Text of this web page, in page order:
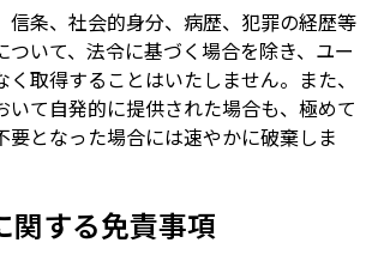
信条、社会的身分、病歴、犯罪の経歴等
ついて、法令に基づく場合を除き、ユー
取得することはいたしません。また、
いて自発的に提供された場合も、極めて
要となった場合には速やかに破棄しま
関する免責事項